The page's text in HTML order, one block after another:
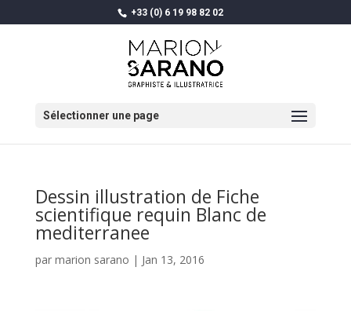
+33 (0) 6 19 98 82 02
Sélectionner une page
Dessin illustration de Fiche
scientifique requin Blanc de
mediterranee
par marion sarano | Jan 13, 2016